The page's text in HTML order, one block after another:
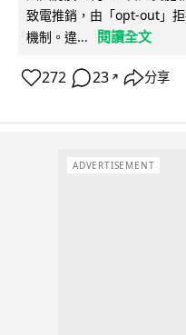
致電推銷，由「opt-out」
機制。違...
閱讀全文
272 23 ↗ 分享
ADVERTISEMENT